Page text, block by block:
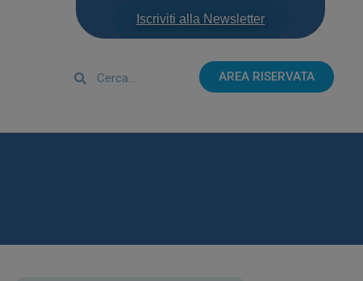
Iscriviti alla Newsletter
AREA RISERVATA